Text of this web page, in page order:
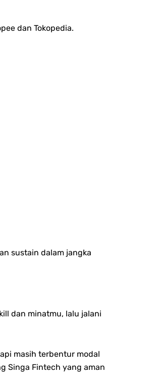
dan Tokopedia.
sustain dalam jangka
dan minatmu, lalu jalani
masih terbentur modal
Singa Fintech yang aman